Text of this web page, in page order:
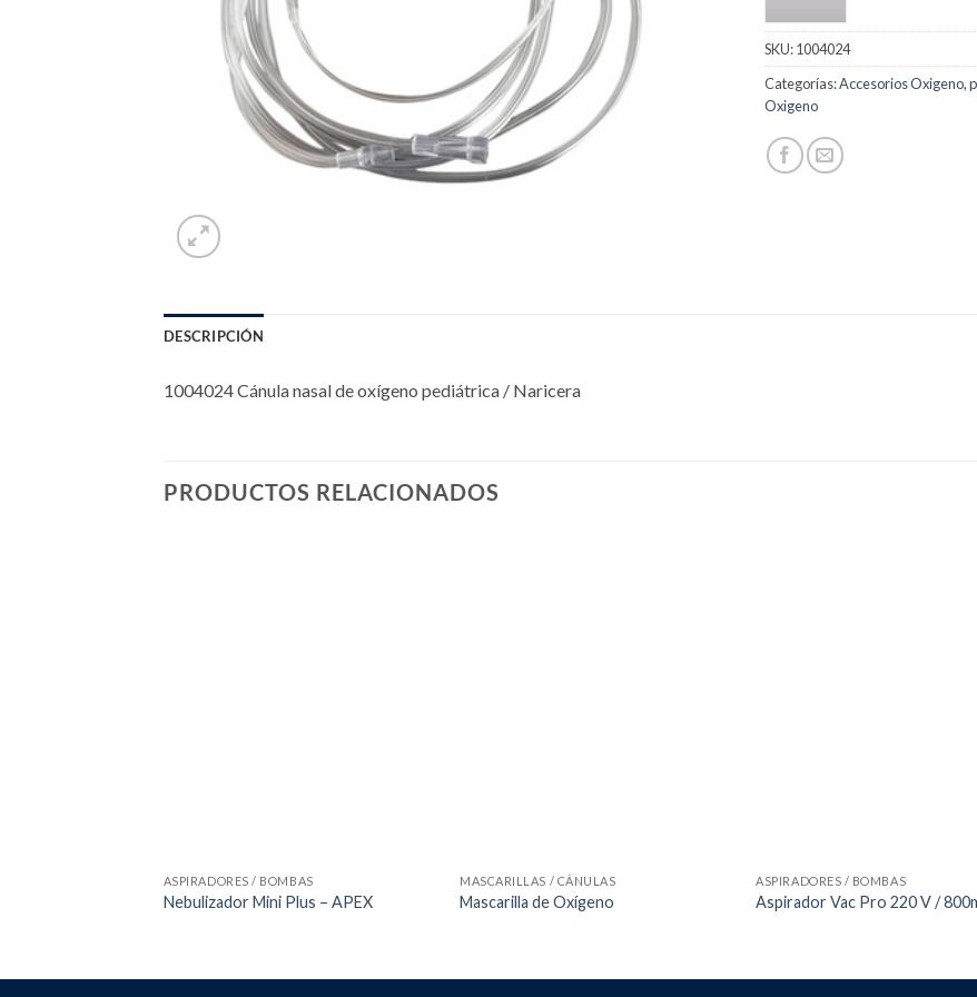
SKU:1004024
Categorías:Accesorios Oxigeno,
Oxigeno
DESCRIPCIÓN
1004024 Cánula nasal de oxígeno pediátrica / Naricera
PRODUCTOS RELACIONADOS
ASPIRADORES / BOMBAS
Nebulizador Mini Plus – APEX
MASCARILLAS / CÁNULAS
Mascarilla de Oxígeno
ASPIRADORES / BOMBAS
Aspirador Vac Pro 220 V /